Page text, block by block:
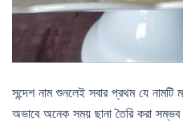
সন্দেশ নাম শুনলেই সবার প্রথম যে
অভাবে অনেক সময় ছানা তৈরি করা